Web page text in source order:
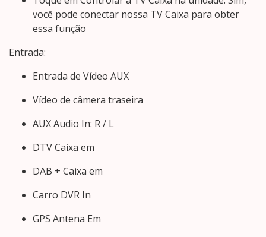
você pode conectar nossa TV Caixa para obter
essa função
Entrada:
Entrada de Vídeo AUX
Vídeo de câmera traseira
AUX Audio In: R / L
DTV Caixa em
DAB + Caixa em
Carro DVR In
GPS Antena Em